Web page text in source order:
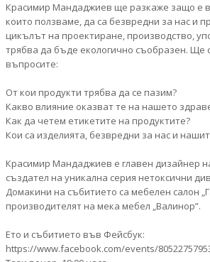
Красимир Мандаджиев ще разкаже защо е
които ползваме, да са безвредни за нас и
цикълът на проектиране, производство,
трябва да бъде екологично съобразен. Ще
въпросите:
От кои продукти трябва да се пазим?
Какво влияние оказват те на нашето
Как да четем етикетите на продуктите?
Кои са изделията, безвредни за нас и
Красимир Мандаджиев е главен дизайнер
създател на уникална серия нетоксични
Домакини на събитието са мебелен салон
производителят на мека мебел „Валинор”.
Ето и събитието във Фейсбук:
https://www.facebook.com/events/